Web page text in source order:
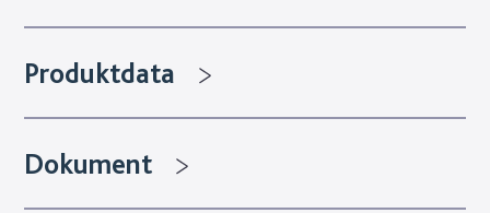
Produktdata
Dokument